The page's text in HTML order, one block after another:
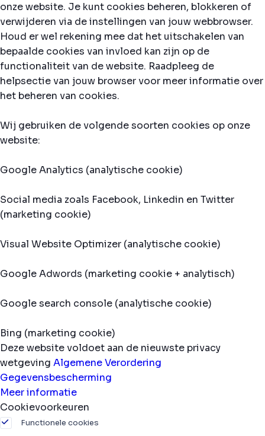
onze website. Je kunt cookies beheren, blokkeren of
verwijderen via de instellingen van jouw webbrowser.
Houd er wel rekening mee dat het uitschakelen van
bepaalde cookies van invloed kan zijn op de
functionaliteit van de website. Raadpleeg de
helpsectie van jouw browser voor meer informatie over
het beheren van cookies.
Wij gebruiken de volgende soorten cookies op onze
website:
Google Analytics (analytische cookie)
Social media zoals Facebook, Linkedin en Twitter
(marketing cookie)
Visual Website Optimizer (analytische cookie)
Google Adwords (marketing cookie + analytisch)
Google search console (analytische cookie)
Bing (marketing cookie)
Deze website voldoet aan de nieuwste privacy
wetgeving Algemene Verordering
Gegevensbescherming
Meer informatie
Cookievoorkeuren
Functionele cookies